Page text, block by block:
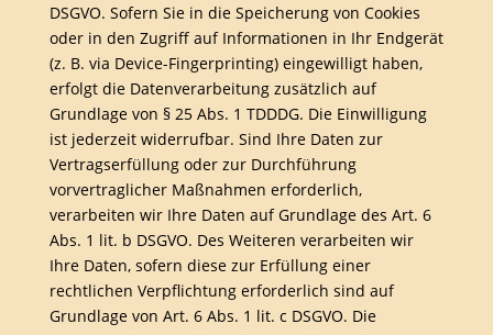
DSGVO. Sofern Sie in die Speicherung von Cookies
oder in den Zugriff auf Informationen in Ihr Endgerät
(z. B. via Device-Fingerprinting) eingewilligt haben,
erfolgt die Datenverarbeitung zusätzlich auf
Grundlage von § 25 Abs. 1 TDDDG. Die Einwilligung
ist jederzeit widerrufbar. Sind Ihre Daten zur
Vertragserfüllung oder zur Durchführung
vorvertraglicher Maßnahmen erforderlich,
verarbeiten wir Ihre Daten auf Grundlage des Art. 6
Abs. 1 lit. b DSGVO. Des Weiteren verarbeiten wir
Ihre Daten, sofern diese zur Erfüllung einer
rechtlichen Verpflichtung erforderlich sind auf
Grundlage von Art. 6 Abs. 1 lit. c DSGVO. Die